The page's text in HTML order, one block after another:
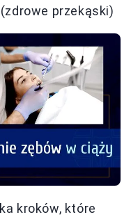
przekąski)
kroków, które